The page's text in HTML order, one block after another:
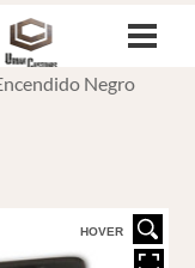
Negro
HOVER